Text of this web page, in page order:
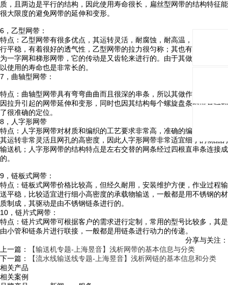
质，且两边是平行的结构，因此使用寿命很长，扁丝型网带的结构特征能
很大限度的避免网带的延伸和变形。
6，乙型网带：
特点：乙型网带有很多优点，其运转灵活，耐腐蚀，耐高温，耐压力，运
行平稳，有着很好的透气性，乙型网带的拉力很匀称；其也有别的叫法，
为一字网和梯形网带，它的传动是又齿轮来进行的。由于其做工细致，所
以使用的寿命也是非常长的。
7，曲轴型网带：
特点：曲轴型网带具有弯弯曲曲而且很深的串条，所以其做作业时能减少
因拉升引起的网带延伸和变形，同时也因其结构每个螺旋盘条的位置得到
了很准确的定位。
8，人字形网带
特点：人字形网带对材质和编织的工艺要求非常高，准确的编织工艺能使
其运转非常灵活且网孔的高密度，因此人字形网带非常适宜细小的物品的
输送机；人字形网带的结构特点是左右交替的网条经过四根直串条连接成
的。
9，链板式网带：
特点：链板式网带价格比较高，但经久耐用，安装维护方便，作业过程输
送平稳，比较适宜进行细小高密度的承载物输送，一般都是用不锈钢的材
质制成，其驱动是由不锈钢链条进行的。
10，链片式网带：
特点：链片式网带可根据客户的需求进行定制，常用的型号比较多，其是
由小管和链条片进行联接，一般都是用链条进行动力的传递。
分享与关注：
上一篇：
【输送机专题-上海昱音】浅析网带的基本信息与分类
下一篇：
【流水线输送线专题-上海昱音】浅析网链的基本信息和分类
相关产品
相关案例